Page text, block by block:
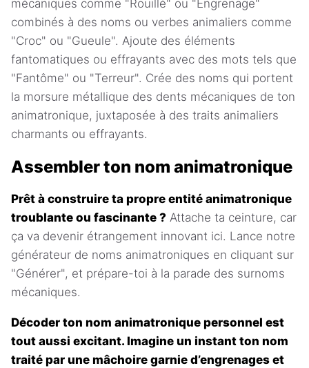
mécaniques comme "Rouillé" ou "Engrenage"
combinés à des noms ou verbes animaliers comme
"Croc" ou "Gueule". Ajoute des éléments
fantomatiques ou effrayants avec des mots tels que
"Fantôme" ou "Terreur". Crée des noms qui portent
la morsure métallique des dents mécaniques de ton
animatronique, juxtaposée à des traits animaliers
charmants ou effrayants.
Assembler ton nom animatronique
Prêt à construire ta propre entité animatronique
troublante ou fascinante ? Attache ta ceinture, car
ça va devenir étrangement innovant ici. Lance notre
générateur de noms animatroniques en cliquant sur
"Générer", et prépare-toi à la parade des surnoms
mécaniques.
Décoder ton nom animatronique personnel est
tout aussi excitant. Imagine un instant ton nom
traité par une mâchoire garnie d’engrenages et